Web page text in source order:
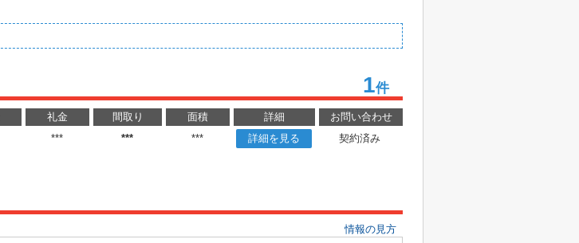
1件
礼金 間取り 面積 詳細
お問い合わせ
*** *** *** 詳細を見る
契約済み
情報の見方